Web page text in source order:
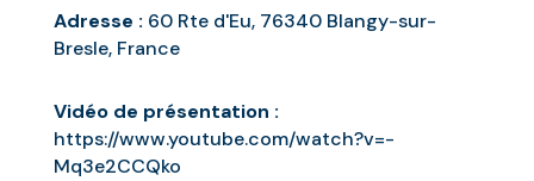
Adresse : 60 Rte d'Eu, 76340 Blangy-sur-
Bresle, France
Vidéo de présentation :
https://www.youtube.com/watch?v=-
Mq3e2CCQko